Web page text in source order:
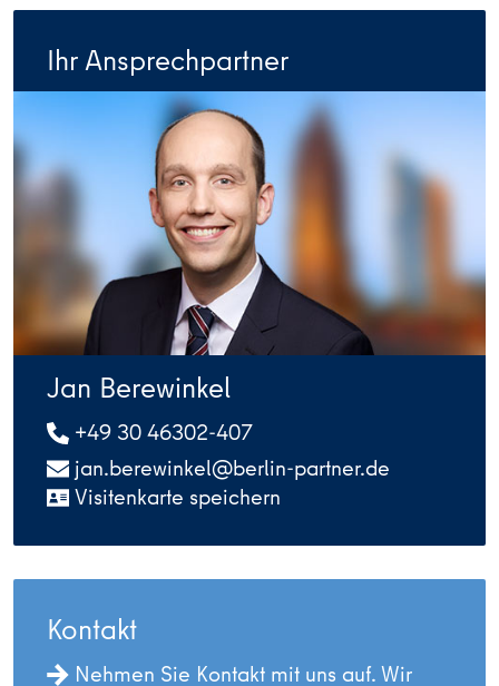
Ihr Ansprechpartner
Jan Berewinkel
+49 30 46302-407
jan.berewinkel@berlin-partner.de
Visitenkarte speichern
Kontakt
Nehmen Sie Kontakt mit uns auf. Wir